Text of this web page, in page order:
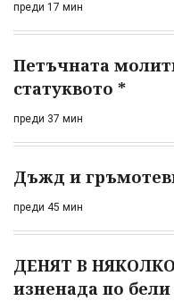
преди 17 мин
Петъчната
статуквото *
преди 37 мин
Дъжд и
преди 45 мин
ДЕНЯТ В
изненада по